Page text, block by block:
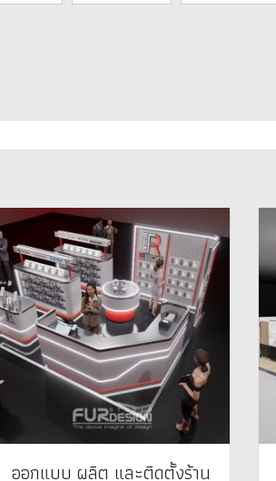
ออกแบบ ผลิต และติดตั้งร้าน